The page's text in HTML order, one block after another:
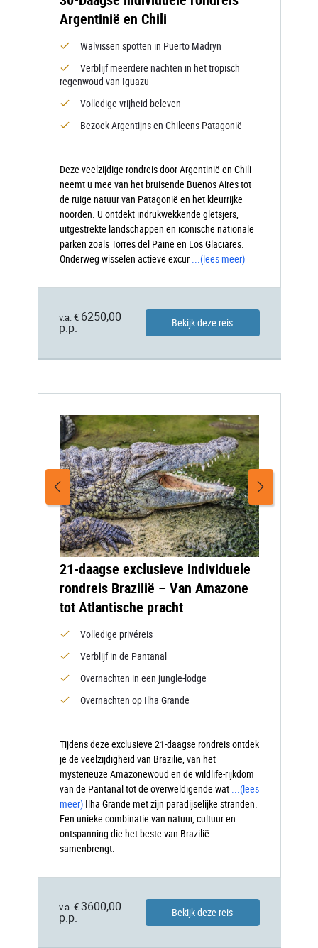
Argentinië en Chili
Walvissen spotten in Puerto Madryn
Verblijf meerdere nachten in het tropisch
regenwoud van Iguazu
Volledige vrijheid beleven
Bezoek Argentijns en Chileens Patagonië
Deze veelzijdige rondreis door Argentinië en Chili
neemt u mee van het bruisende Buenos Aires tot
de ruige natuur van Patagonië en het kleurrijke
noorden. U ontdekt indrukwekkende gletsjers,
uitgestrekte landschappen en iconische nationale
parken zoals Torres del Paine en Los Glaciares.
Onderweg wisselen actieve excur
(lees meer)
v.a. € 6250,00
p.p.
Bekijk deze reis
21-daagse exclusieve individuele
rondreis Brazilië – Van Amazone
tot Atlantische pracht
Volledige privéreis
Verblijf in de Pantanal
Overnachten in een jungle-lodge
Overnachten op Ilha Grande
Tijdens deze exclusieve 21-daagse rondreis ontdek
je de veelzijdigheid van Brazilië, van het
mysterieuze Amazonewoud en de wildlife-rijkdom
van de Pantanal tot de overweldigende wat
(lees
meer) Ilha Grande met zijn paradijselijke stranden.
Een unieke combinatie van natuur, cultuur en
ontspanning die het beste van Brazilië
samenbrengt.
v.a. € 3600,00
p.p.
Bekijk deze reis